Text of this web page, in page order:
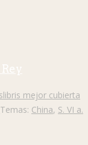
mejor cubierta
Temas: China, S. VI a.